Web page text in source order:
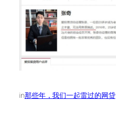
in那些年，我们一起雷过的网贷